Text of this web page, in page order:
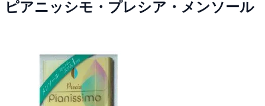
ピアニッシモ・プレシア・メンソール